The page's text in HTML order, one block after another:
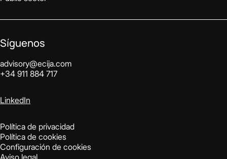
Síguenos
advisory@ecija.com
+34 911 884 717
LinkedIn
Política de privacidad
Política de cookies
Configuración de cookies